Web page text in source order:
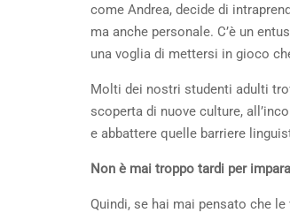
come Andrea, decide di
ma anche personale. C’è un
una voglia di mettersi in gioco
Molti dei nostri studenti adulti
scoperta di nuove culture,
e abbattere quelle barriere
Non è mai troppo tardi per
Quindi, se hai mai pensato che